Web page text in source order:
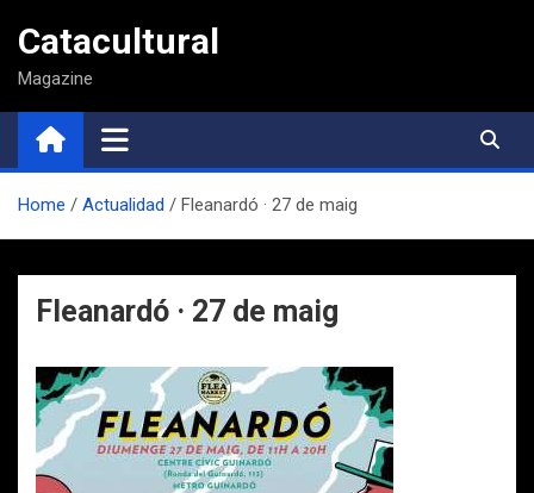
contenido
Catacultural
Magazine
Home Actualidad Fleanardó · 27 de maig
Fleanardó · 27 de maig